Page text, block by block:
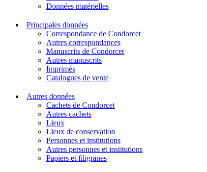
Données matérielles
Principales données
Correspondance de Condorcet
Autres correspondances
Manuscrits de Condorcet
Autres manuscrits
Imprimés
Catalogues de vente
Autres données
Cachets de Condorcet
Autres cachets
Lieux
Lieux de conservation
Personnes et institutions
Autres personnes et institutions
Papiers et filigranes